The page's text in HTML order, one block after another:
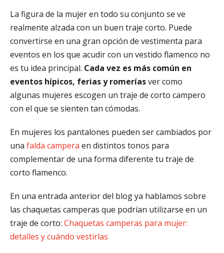
La figura de la mujer en todo su conjunto se ve
realmente alzada con un buen traje corto. Puede
convertirse en una gran opción de vestimenta para
eventos en los que acudir con un vestido flamenco no
es tu idea principal. Cada vez es más común en
eventos hípicos, ferias y romeríasver como
algunas mujeres escogen un traje de corto campero
con el que se sienten tan cómodas.
En mujeres los pantalones pueden ser cambiados por
una falda campera en distintos tonos para
complementar de una forma diferente tu traje de
corto flamenco.
En una entrada anterior del blog ya hablamos sobre
las chaquetas camperas que podrían utilizarse en un
traje de corto: Chaquetas camperas para mujer:
detalles y cuándo vestirlas